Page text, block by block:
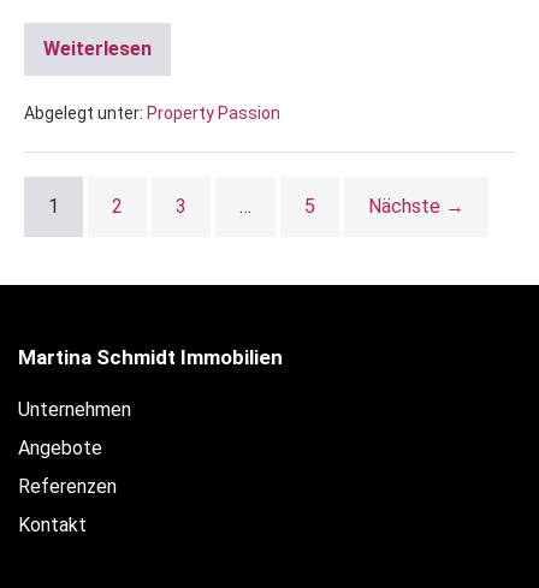
Weiterlesen
Abgelegt unter: Property Passion
1 2 3 … 5 Nächste →
Martina Schmidt Immobilien
Unternehmen
Angebote
Referenzen
Kontakt